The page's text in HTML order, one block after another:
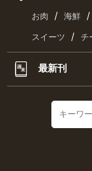
お肉 / 海鮮 /
スイーツ / チ
最新刊